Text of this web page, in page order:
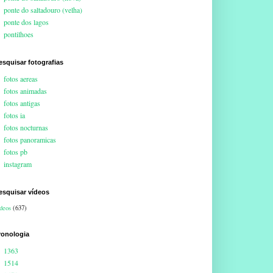
ponte do saltadouro (velha)
ponte dos lagos
pontilhoes
fotografias
fotos aereas
fotos animadas
fotos antigas
fotos ia
fotos nocturnas
fotos panoramicas
fotos pb
instagram
vídeos
(637)
1363
1514